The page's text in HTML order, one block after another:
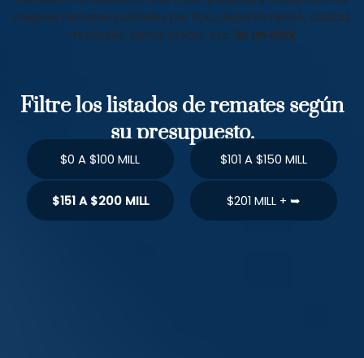
mejores remates judiciales por tipo, departamento, ciudad,
municipio, barrio, precio, etc. En un click
Filtre los listados de remates según
su presupuesto.
$0 A $100 MILL $101 A $150 MILL
$151 A $200 MILL $201 MILL + ➥